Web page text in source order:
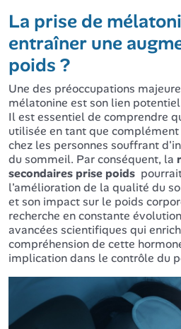
La prise de
entraîner une
poids ?
Une des préoccupations
mélatonine est son lien
Il est essentiel de comprendre
utilisée en tant que
chez les personnes souffrant
du sommeil. Par conséquent, la
secondaires prise poids
l'amélioration de la qualité du
et son impact sur le poids
recherche en constante
avancées scientifiques qui
compréhension de cette
implication dans le contrôle du